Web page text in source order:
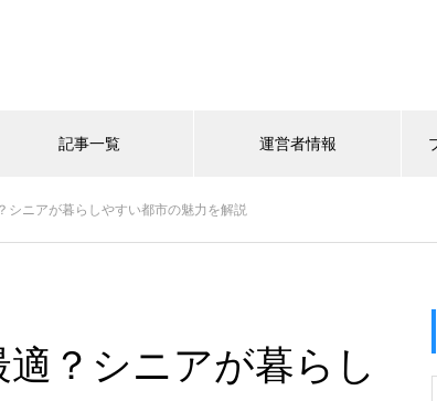
記事一覧 運営者情報
シニアが暮らしやすい都市の魅力を解説
？シニアが暮らし